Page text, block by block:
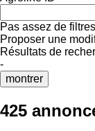
Pas assez de
Proposer une
Résultats de
-
montrer
425